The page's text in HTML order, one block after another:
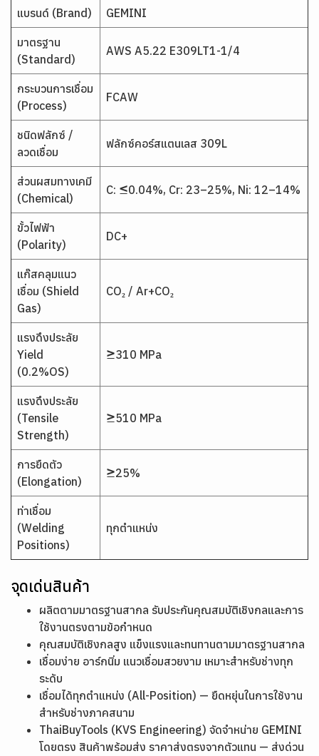
แบรนด์ (Brand) GEMINI
มาตรฐาน
(Standard)
AWS A5.22 E309LT1-1/4
กระบวนการเชื่อม
(Process)
FCAW
ชนิดฟลักซ์ /
ลวดเชื่อม
ฟลักซ์คอร์สแตนเลส 309L
ส่วนผสมทางเคมี
(Chemical)
C: ≤0.04%, Cr: 23–25%, Ni: 12–14%
ขั้วไฟฟ้า
(Polarity)
DC+
แก๊สคลุมแนว
เชื่อม (Shield
Gas)
CO₂ / Ar+CO₂
แรงดึงประลัย
Yield
(0.2%OS)
≥310 MPa
แรงดึงประลัย
(Tensile
Strength)
≥510 MPa
การยืดตัว
(Elongation)
≥25%
ท่าเชื่อม
(Welding
Positions)
ทุกตำแหน่ง
จุดเด่นสินค้า
ผลิตตามมาตรฐานสากล รับประกันคุณสมบัติเชิงกลและการ
ใช้งานตรงตามข้อกำหนด
คุณสมบัติเชิงกลสูง แข็งแรงและทนทานตามมาตรฐานสากล
เชื่อมง่าย อาร์กนิ่ม แนวเชื่อมสวยงาม เหมาะสำหรับช่างทุก
ระดับ
เชื่อมได้ทุกตำแหน่ง (All-Position) — ยืดหยุ่นในการใช้งาน
สำหรับช่างภาคสนาม
ThaiBuyTools (KVS Engineering) จัดจำหน่าย GEMINI
โดยตรง สินค้าพร้อมส่ง ราคาส่งตรงจากตัวแทน — ส่งด่วน